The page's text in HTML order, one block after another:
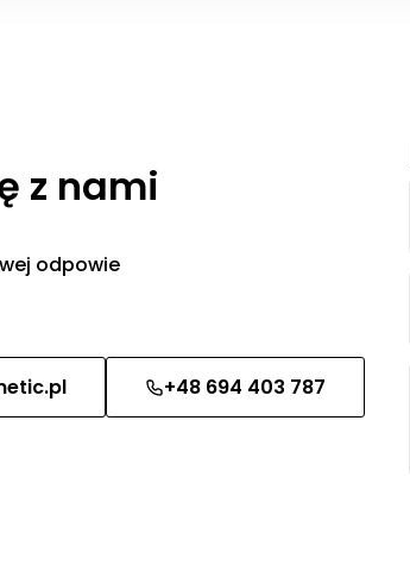
z nami
odpowie
+48 694 403 787